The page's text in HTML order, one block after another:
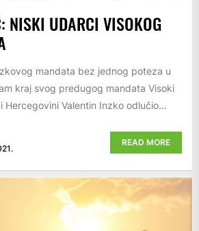
NISKI UDARCI VISOKOG
mandata bez jednog poteza u
kraj svog predugog mandata Visoki
Hercegovini Valentin Inzko odlučio...
READ MORE